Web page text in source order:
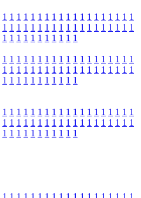
1 1 1 1 1 1 1 1 1 1 1 1 1 1 1 1 1 1 1
1 1 1 1 1 1 1 1 1 1 1 1 1 1 1 1 1 1 1
1 1 1 1 1 1 1 1 1 1 1
1 1 1 1 1 1 1 1 1 1 1 1 1 1 1 1 1 1 1
1 1 1 1 1 1 1 1 1 1 1 1 1 1 1 1 1 1 1
1 1 1 1 1 1 1 1 1 1 1
1 1 1 1 1 1 1 1 1 1 1 1 1 1 1 1 1 1 1
1 1 1 1 1 1 1 1 1 1 1 1 1 1 1 1 1 1 1
1 1 1 1 1 1 1 1 1 1 1